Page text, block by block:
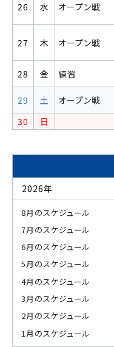
26 水 オープン戦
27 木 オープン戦
28 金 練習
29 土 オープン戦
30
日
2026年
8月のスケジュール
7月のスケジュール
6月のスケジュール
5月のスケジュール
4月のスケジュール
3月のスケジュール
2月のスケジュール
1月のスケジュール